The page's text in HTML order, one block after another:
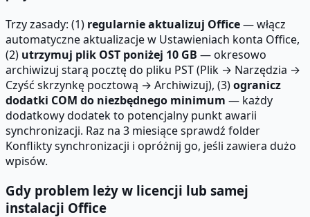
Trzy zasady: (1) regularnie aktualizuj Office— włącz
automatyczne aktualizacje w Ustawieniach konta Office,
(2) utrzymuj plik OST poniżej 10 GB — okresowo
archiwizuj starą pocztę do pliku PST (Plik → Narzędzia →
Czyść skrzynkę pocztową → Archiwizuj), (3)ogranicz
dodatki COM do niezbędnego minimum — każdy
dodatkowy dodatek to potencjalny punkt awarii
synchronizacji. Raz na 3 miesiące sprawdź folder
Konflikty synchronizacji i opróżnij go, jeśli zawiera dużo
wpisów.
Gdy problem leży w licencji lub samej
instalacji Office